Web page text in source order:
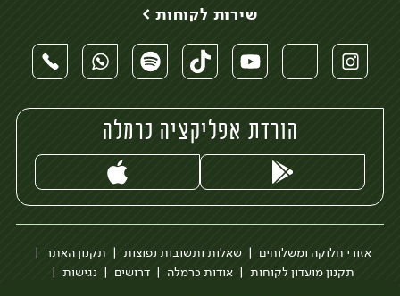
שירות לקוחות >
הורדת אפליקציה כרמלה
אזורי חלוקה ומשלוחים שאלות ותשובות נפוצות
תקנון האתר
תקנון מועדון לקוחות
אודות כרמלה דרושים
נגישות